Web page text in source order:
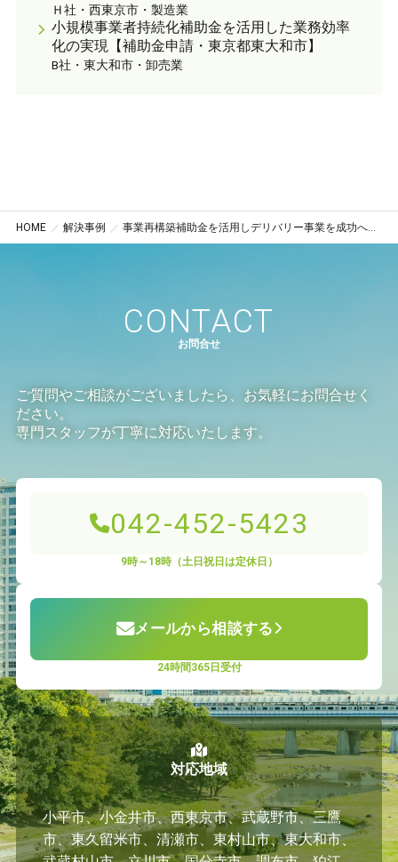
Ｈ社・西東京市・製造業
小規模事業者持続化補助金を活用した業務効率
化の実現【補助金申請・東京都東大和市】
B社・東大和市・卸売業
HOME 解決事例
CONTACT
お問合せ
ご質問やご相談がございましたら、お気軽にお問合せく
ださい。
専門スタッフが丁寧に対応いたします。
042-452-5423
9時～18時（土日祝日は定休日）
メールから相談する
24時間365日受付
対応地域
小平市、小金井市、西東京市、武蔵野市、三鷹
市、東久留米市、清瀬市、東村山市、東大和市、